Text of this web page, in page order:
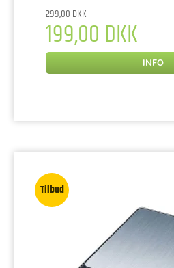
299,00 DKK
199,00 DKK
INFO
Tilbud